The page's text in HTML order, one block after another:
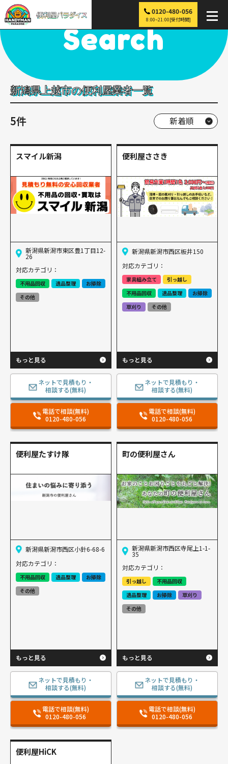
0120-480-056
8:00~21:00[受付時間]
便利屋パラダイス > 探す > 上越市
Search
新潟県上越市の便利屋業者一覧
5件
スマイル新潟
新潟県新潟市東区豊1丁目12-
26
対応カテゴリ：
不用品回収 遺品整理
お掃除
その他
もっと見る
ネットで見積もり・
相談する(無料)
電話で相談(無料)
0120-480-056
便利屋ささき
新潟県新潟市西区板井150
対応カテゴリ：
家具組み立て
引っ越し
不用品回収
遺品整理
お掃除
草刈り
その他
もっと見る
ネットで見積もり・
相談する(無料)
電話で相談(無料)
0120-480-056
便利屋たすけ隊
新潟県新潟市西区小針6-68-6
対応カテゴリ：
不用品回収 遺品整理
お掃除
その他
もっと見る
ネットで見積もり・
相談する(無料)
電話で相談(無料)
0120-480-056
町の便利屋さん
新潟県新潟市西区寺尾上1-1-
35
対応カテゴリ：
引っ越し
不用品回収
遺品整理
お掃除
草刈り
その他
もっと見る
ネットで見積もり・
相談する(無料)
電話で相談(無料)
0120-480-056
便利屋HiCK